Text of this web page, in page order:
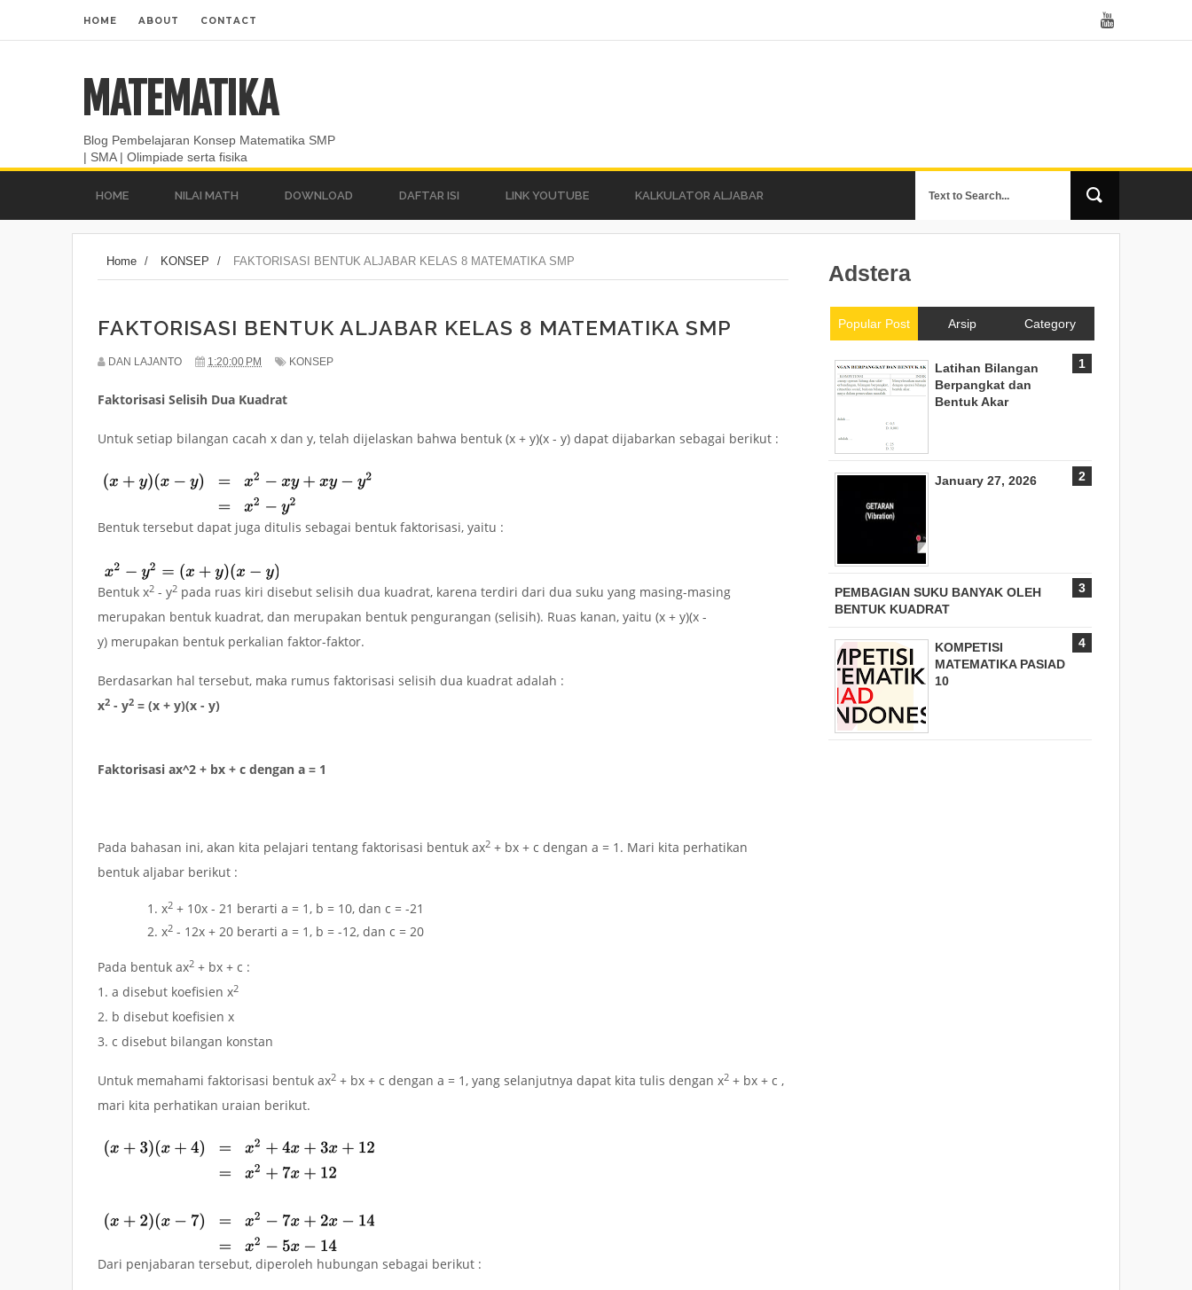
HOME ABOUT CONTACT
MATEMATIKA
Blog Pembelajaran Konsep Matematika SMP
| SMA | Olimpiade serta fisika
HOME NILAI MATH DOWNLOAD DAFTAR ISI LINK YOUTUBE KALKULATOR ALJABAR
Home / KONSEP / FAKTORISASI BENTUK ALJABAR KELAS 8 MATEMATIKA SMP
FAKTORISASI BENTUK ALJABAR KELAS 8 MATEMATIKA SMP
DAN LAJANTO 1:20:00 PM KONSEP
Faktorisasi Selisih Dua Kuadrat
Untuk setiap bilangan cacah x dan y, telah dijelaskan bahwa bentuk (x + y)(x - y) dapat dijabarkan sebagai berikut :
Bentuk tersebut dapat juga ditulis sebagai bentuk faktorisasi, yaitu :
Bentuk x2 - y2 pada ruas kiri disebut selisih dua kuadrat, karena terdiri dari dua suku yang masing-masing
merupakan bentuk kuadrat, dan merupakan bentuk pengurangan (selisih). Ruas kanan, yaitu (x + y)(x -
y) merupakan bentuk perkalian faktor-faktor.
Berdasarkan hal tersebut, maka rumus faktorisasi selisih dua kuadrat adalah :
x2 - y2 = (x + y)(x - y)
Faktorisasi ax^2 + bx + c dengan a = 1
Pada bahasan ini, akan kita pelajari tentang faktorisasi bentuk ax2 + bx + c dengan a = 1. Mari kita perhatikan
bentuk aljabar berikut :
x2 + 10x - 21 berarti a = 1, b = 10, dan c = -21
x2 - 12x + 20 berarti a = 1, b = -12, dan c = 20
Pada bentuk ax2 + bx + c :
1. a disebut koefisien x2
2. b disebut koefisien x
3. c disebut bilangan konstan
Untuk memahami faktorisasi bentuk ax2 + bx + c dengan a = 1, yang selanjutnya dapat kita tulis dengan x2 + bx + c ,
mari kita perhatikan uraian berikut.
Dari penjabaran tersebut, diperoleh hubungan sebagai berikut :
Adstera
Popular Post Arsip Category
Latihan Bilangan
Berpangkat dan
Bentuk Akar
January 27, 2026
PEMBAGIAN SUKU BANYAK OLEH
BENTUK KUADRAT
KOMPETISI
MATEMATIKA PASIAD
10